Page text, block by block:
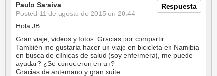
Respuesta
Paulo Saraiva
Posted 11 de agosto de 2015 en 20:44
Hola JB.
Gran viaje, videos y fotos. Gracias por compartir.
También me gustaría hacer un viaje en bicicleta en Namibia
en busca de clínicas de salud (soy enfermera), me puede
ayudar? ¿Se conocieron en un?
Gracias de antemano y gran suite